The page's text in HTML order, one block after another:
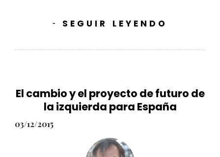
- SEGUIR LEYENDO
El cambio y el proyecto de futuro de
la izquierda para España
03/12/2015